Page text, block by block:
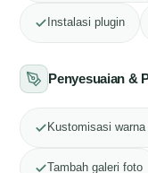
Instalasi plugin
Penyesuaian &
Kustomisasi
Tambah galeri foto